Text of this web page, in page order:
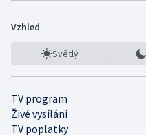
Vzhled
Světlý
TV program
Živé vysílání
TV poplatky